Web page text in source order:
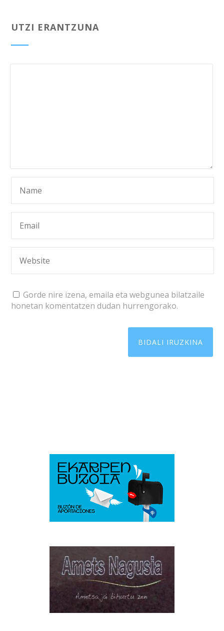
UTZI ERANTZUNA
Gorde nire izena, emaila eta webgunea bilatzaile
honetan komentatzen dudan hurrengorako.